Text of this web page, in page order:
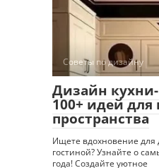
Советы по дизайну
Дизайн
100+ идей
пространства
Ищете вдохновение для
гостиной? Узнайте о
года! Создайте уютное